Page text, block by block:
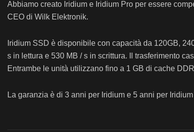
Abbiamo creato Iridium e Iridium Pro per essere
CEO di Wilk Elektronik.
Iridium SSD è disponibile con capacità da 120GB,
s in lettura e 530 MB / s in scrittura. Il trasferimento
Entrambe le unità utilizzano fino a 1 GB di cache
La garanzia è di 3 anni per Iridium e 5 anni per